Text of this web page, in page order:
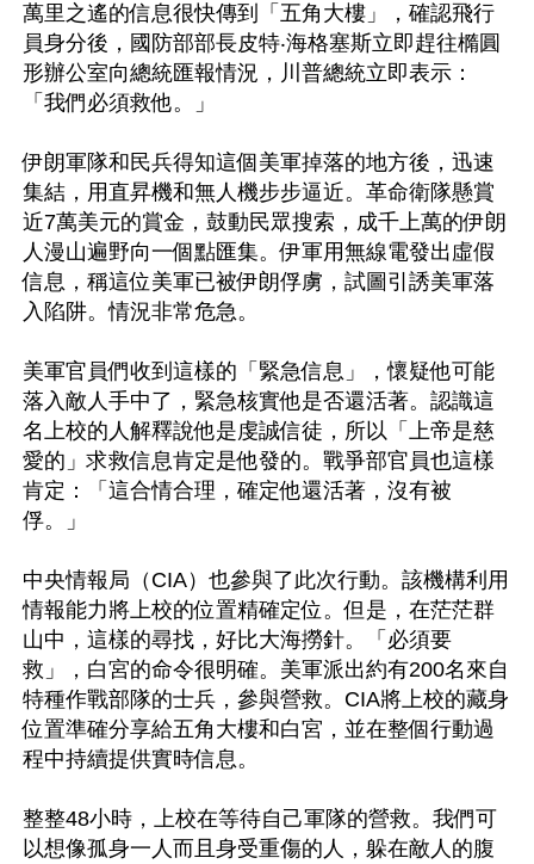
萬里之遙的信息很快傳到「五角大樓」，確認飛行
員身分後，國防部部長皮特‧海格塞斯立即趕往橢圓
形辦公室向總統匯報情況，川普總統立即表示：
「我們必須救他。」
伊朗軍隊和民兵得知這個美軍掉落的地方後，迅速
集結，用直昇機和無人機步步逼近。革命衛隊懸賞
近7萬美元的賞金，鼓動民眾搜索，成千上萬的伊朗
人漫山遍野向一個點匯集。伊軍用無線電發出虛假
信息，稱這位美軍已被伊朗俘虜，試圖引誘美軍落
入陷阱。情況非常危急。
美軍官員們收到這樣的「緊急信息」，懷疑他可能
落入敵人手中了，緊急核實他是否還活著。認識這
名上校的人解釋說他是虔誠信徒，所以「上帝是慈
愛的」求救信息肯定是他發的。戰爭部官員也這樣
肯定：「這合情合理，確定他還活著，沒有被
俘。」
中央情報局（CIA）也參與了此次行動。該機構利用
情報能力將上校的位置精確定位。但是，在茫茫群
山中，這樣的尋找，好比大海撈針。「必須要
救」，白宮的命令很明確。美軍派出約有200名來自
特種作戰部隊的士兵，參與營救。CIA將上校的藏身
位置準確分享給五角大樓和白宮，並在整個行動過
程中持續提供實時信息。
整整48小時，上校在等待自己軍隊的營救。我們可
以想像孤身一人而且身受重傷的人，躲在敵人的腹